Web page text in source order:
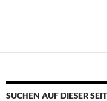
SUCHEN AUF DIESER